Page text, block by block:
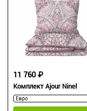
Комплект Ajour Ninel
11 760 ₽